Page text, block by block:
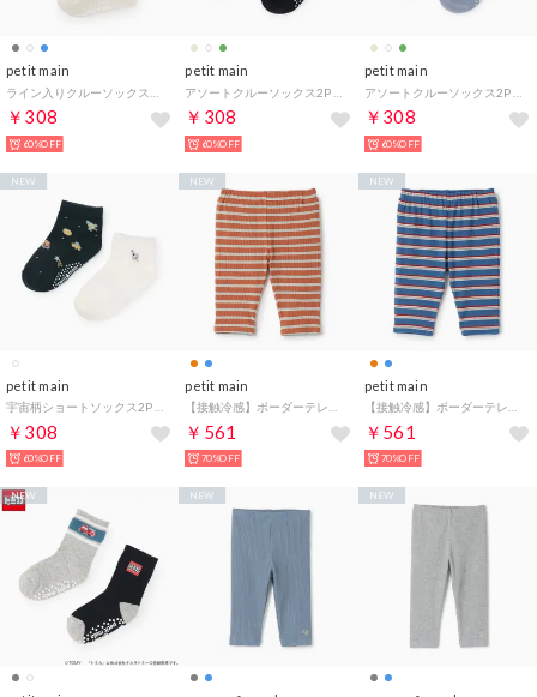
petit main
￥308
60%OFF
petit main
￥308
60%OFF
petit main
￥308
60%OFF
petit main
￥308
NEW
60%OFF
petit main
￥561
NEW
70%OFF
petit main
￥561
NEW
70%OFF
NEW NEW NEW